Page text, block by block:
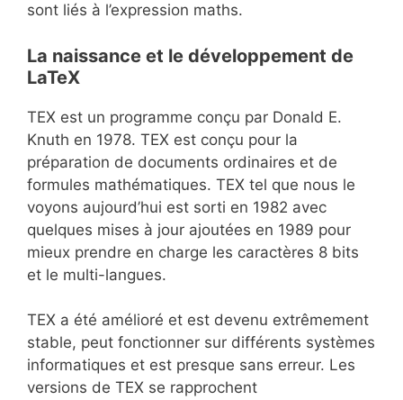
sont liés à l’expression maths.
La naissance et le développement de
LaTeX
TEX est un programme conçu par Donald E.
Knuth en 1978. TEX est conçu pour la
préparation de documents ordinaires et de
formules mathématiques. TEX tel que nous le
voyons aujourd’hui est sorti en 1982 avec
quelques mises à jour ajoutées en 1989 pour
mieux prendre en charge les caractères 8 bits
et le multi-langues.
TEX a été amélioré et est devenu extrêmement
stable, peut fonctionner sur différents systèmes
informatiques et est presque sans erreur. Les
versions de TEX se rapprochent